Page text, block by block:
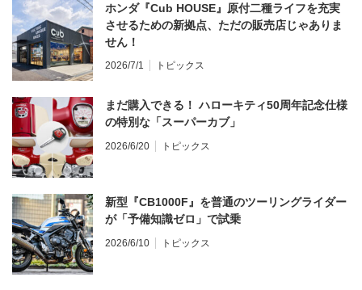
ホンダ『Cub HOUSE』原付二種ライフを充実
させるための新拠点、ただの販売店じゃありま
せん！
2026/7/1 トピックス
まだ購入できる！ ハローキティ50周年記念仕様
の特別な「スーパーカブ」
2026/6/20 トピックス
新型『CB1000F』を普通のツーリングライダー
が「予備知識ゼロ」で試乗
2026/6/10 トピックス